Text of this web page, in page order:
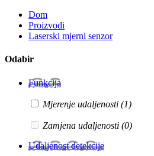
Dom
Proizvodi
Laserski mjerni senzor
Odabir
Funkcija
Mjerenje udaljenosti (1)
Zamjena udaljenosti (0)
Udaljenost detekcije